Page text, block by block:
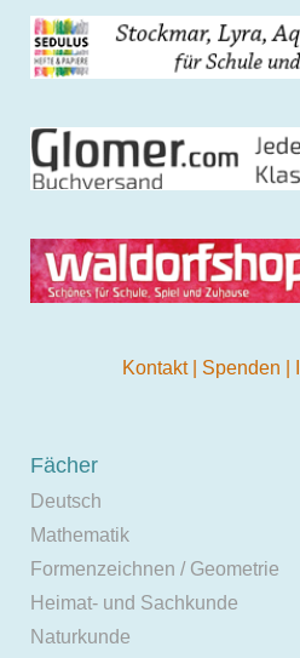
Kontakt Spenden
Fächer
Deutsch
Mathematik
Formenzeichnen / Geometrie
Heimat- und Sachkunde
Naturkunde